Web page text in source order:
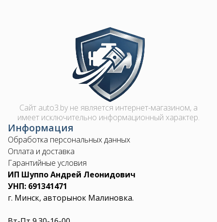
Image
Сайт auto3.by не является интернет-магазином, а
имеет исключительно информационный характер.
Информация
Обработка персональных данных
Оплата и доставка
Гарантийные условия
ИП Шуппо Андрей Леонидович
УНП: 691341471
г. Минск, авторынок Малиновка.